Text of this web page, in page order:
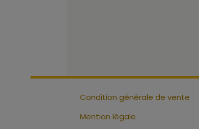
Condition générale de vente
Mention légale